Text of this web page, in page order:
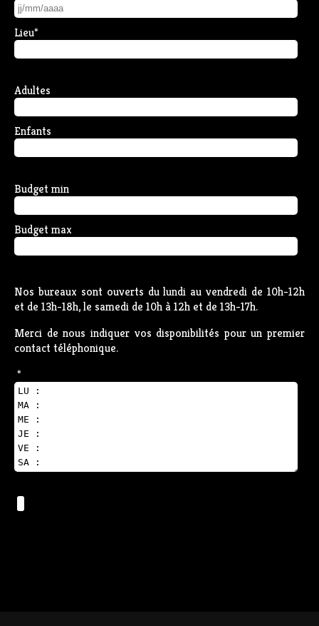
Lieu*
Adultes
Enfants
Budget min
Budget max
Nos bureaux sont ouverts du lundi au vendredi de 10h-12h
et de 13h-18h, le samedi de 10h à 12h et de 13h-17h.
Merci de nous indiquer vos disponibilités pour un premier
contact téléphonique.
*